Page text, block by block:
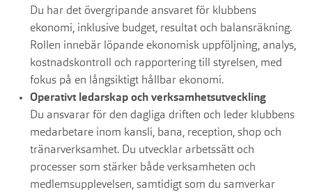
Du har det övergripande ansvaret för klubbens
ekonomi, inklusive budget, resultat och balansräkning.
Rollen innebär löpande ekonomisk uppföljning, analys,
kostnadskontroll och rapportering till styrelsen, med
fokus på en långsiktigt hållbar ekonomi.
Operativt ledarskap och verksamhetsutveckling
Du ansvarar för den dagliga driften och leder klubbens
medarbetare inom kansli, bana, reception, shop och
tränarverksamhet. Du utvecklar arbetssätt och
processer som stärker både verksamheten och
medlemsupplevelsen, samtidigt som du samverkar